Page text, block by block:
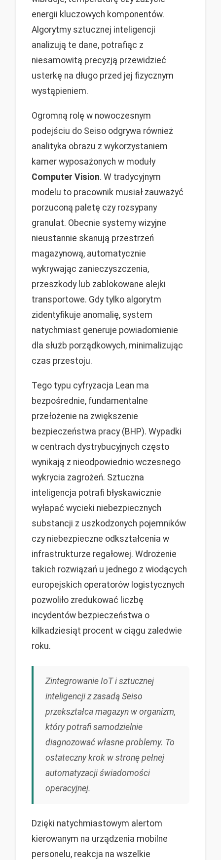
energii kluczowych komponentów.
Algorytmy sztucznej inteligencji
analizują te dane, potrafiąc z
niesamowitą precyzją przewidzieć
usterkę na długo przed jej fizycznym
wystąpieniem.
Ogromną rolę w nowoczesnym
podejściu do Seiso odgrywa również
analityka obrazu z wykorzystaniem
kamer wyposażonych w moduły
Computer Vision. W tradycyjnym
modelu to pracownik musiał zauważyć
porzuconą paletę czy rozsypany
granulat. Obecnie systemy wizyjne
nieustannie skanują przestrzeń
magazynową, automatycznie
wykrywając zanieczyszczenia,
przeszkody lub zablokowane alejki
transportowe. Gdy tylko algorytm
zidentyfikuje anomalię, system
natychmiast generuje powiadomienie
dla służb porządkowych, minimalizując
czas przestoju.
Tego typu cyfryzacja Lean ma
bezpośrednie, fundamentalne
przełożenie na zwiększenie
bezpieczeństwa pracy (BHP). Wypadki
w centrach dystrybucyjnych często
wynikają z nieodpowiednio wczesnego
wykrycia zagrożeń. Sztuczna
inteligencja potrafi błyskawicznie
wyłapać wycieki niebezpiecznych
substancji z uszkodzonych pojemników
czy niebezpieczne odkształcenia w
infrastrukturze regałowej. Wdrożenie
takich rozwiązań u jednego z wiodących
europejskich operatorów logistycznych
pozwoliło zredukować liczbę
incydentów bezpieczeństwa o
kilkadziesiąt procent w ciągu zaledwie
roku.
Zintegrowanie IoT i sztucznej
inteligencji z zasadą Seiso
przekształca magazyn w organizm,
który potrafi samodzielnie
diagnozować własne problemy. To
ostateczny krok w stronę pełnej
automatyzacji świadomości
operacyjnej.
Dzięki natychmiastowym alertom
kierowanym na urządzenia mobilne
personelu, reakcja na wszelkie